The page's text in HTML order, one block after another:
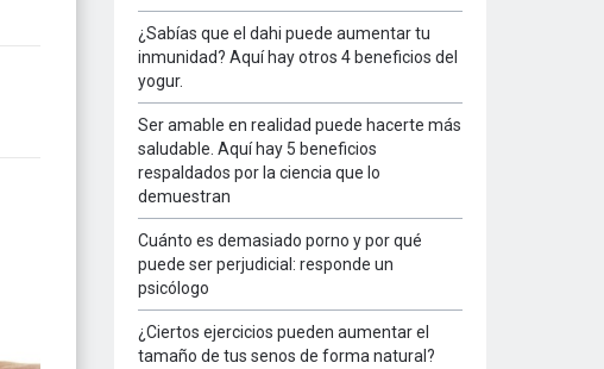
¿Sabías que el dahi puede aumentar tu
inmunidad? Aquí hay otros 4 beneficios del
yogur.
Ser amable en realidad puede hacerte más
saludable. Aquí hay 5 beneficios
respaldados por la ciencia que lo
demuestran
Cuánto es demasiado porno y por qué
puede ser perjudicial: responde un
psicólogo
¿Ciertos ejercicios pueden aumentar el
tamaño de tus senos de forma natural?